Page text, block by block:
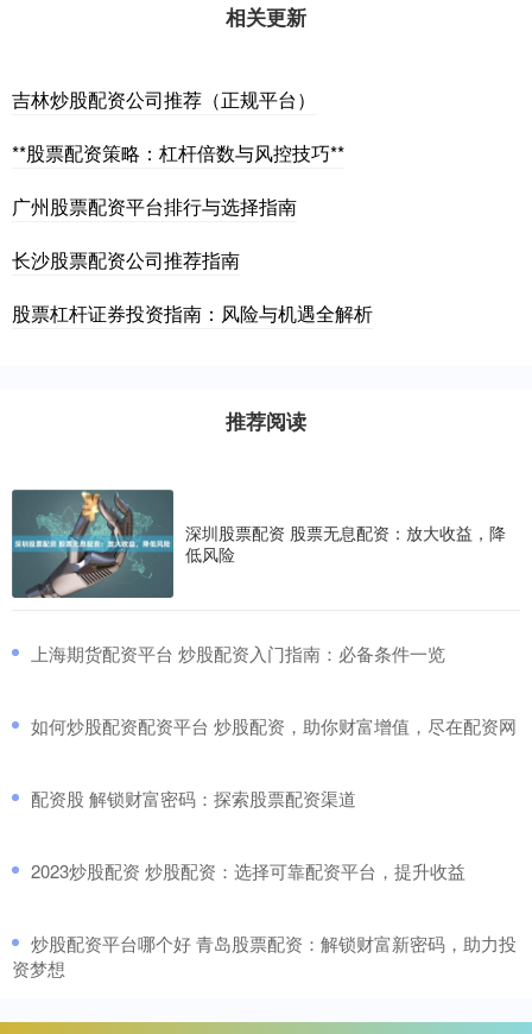
相关更新
吉林炒股配资公司推荐（正规平台）
**股票配资策略：杠杆倍数与风控技巧**
广州股票配资平台排行与选择指南
长沙股票配资公司推荐指南
股票杠杆证券投资指南：风险与机遇全解析
推荐阅读
深圳股票配资 股票无息配资：放大收益，降
低风险
​上海期货配资平台 炒股配资入门指南：必备条件一览
​如何炒股配资配资平台 炒股配资，助你财富增值，尽在配资网
​配资股 解锁财富密码：探索股票配资渠道
​2023炒股配资 炒股配资：选择可靠配资平台，提升收益
​炒股配资平台哪个好 青岛股票配资：解锁财富新密码，助力投
资梦想